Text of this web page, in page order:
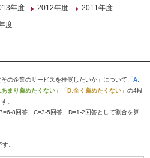
年度 2012年度
2011年度
度
の企業のサービスを推奨したいか」について「A:
あまり薦めたくない 」「D:全く薦めたくない 」の4段
。
8回答、C=3-5回答、D=1-2回答として割合を算
。